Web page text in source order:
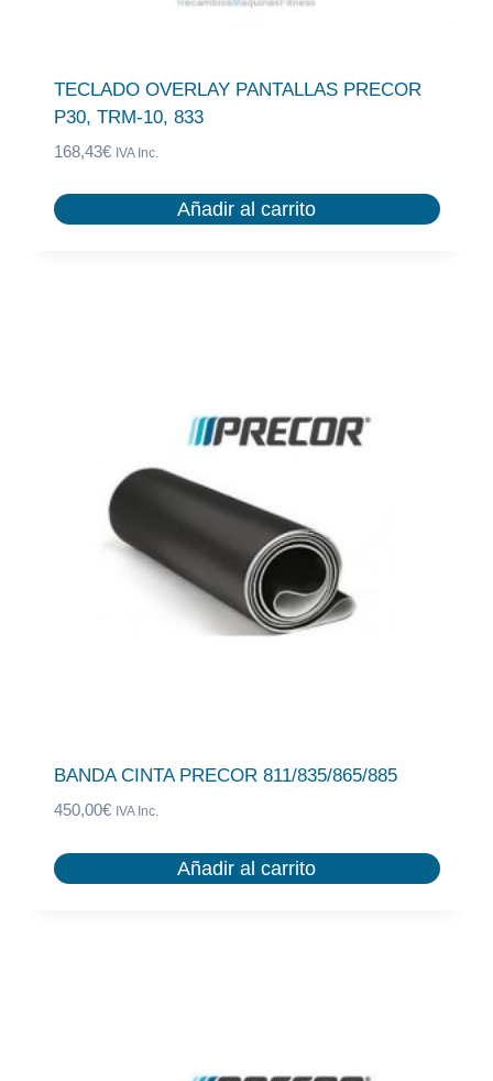
TECLADO OVERLAY PANTALLAS PRECOR
P30, TRM-10, 833
168,43€ IVA Inc.
Añadir al carrito
BANDA CINTA PRECOR 811/835/865/885
450,00€ IVA Inc.
Añadir al carrito